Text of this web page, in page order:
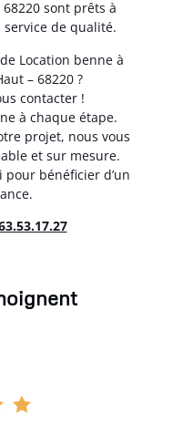
sont prêts à
de qualité.
Location benne à
– 68220 ?
contacter !
à chaque étape.
projet, nous vous
et sur mesure.
pour bénéficier d’un